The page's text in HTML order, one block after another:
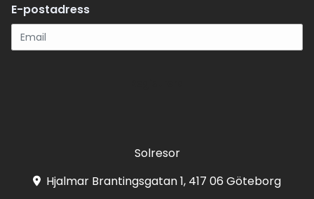
E-postadress
Solresor
Hjalmar Brantingsgatan 1, 417 06 Göteborg